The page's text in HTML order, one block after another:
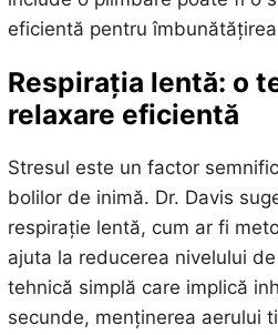
eficientă pentru
Respirația lentă: o
relaxare eficientă
Stresul este un factor
bolilor de inimă. Dr. Davis
respirație lentă, cum ar fi
ajuta la reducerea nivelului
tehnică simplă care implică
secunde, menținerea aerului